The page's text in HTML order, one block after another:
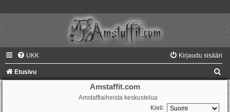
UKK Kirjaudu sisään
Etusivu
Amstaffit.com
Amstaffiaiheista keskustelua
Kieli: